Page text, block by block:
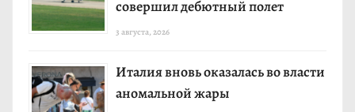
совершил дебютный полет
3 августа, 2026
Италия вновь оказалась во власти
аномальной жары